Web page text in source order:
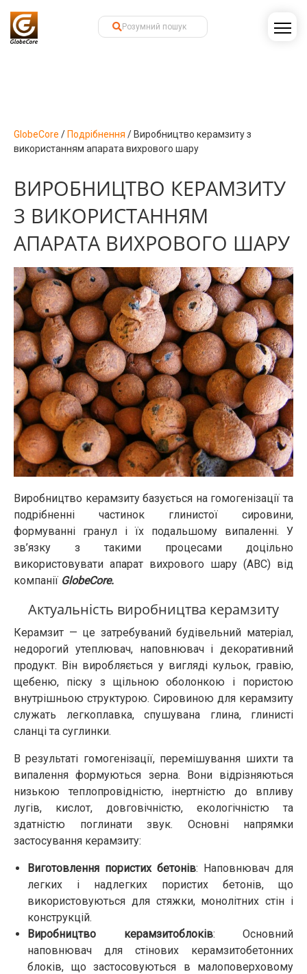
GlobeCore / Подрібнення / Виробництво керамзиту з
використанням апарата вихрового шару
ВИРОБНИЦТВО КЕРАМЗИТУ
З ВИКОРИСТАННЯМ
АПАРАТА ВИХРОВОГО ШАРУ
Виробництво керамзиту базується на гомогенізації та
подрібненні частинок глинистої сировини,
формуванні гранул і їх подальшому випаленні. У
зв’язку з такими процесами доцільно
використовувати апарат вихрового шару (АВС) від
компанії GlobeCore.
Актуальність виробництва керамзиту
Керамзит — це затребуваний будівельний матеріал,
недорогий утеплювач, наповнювач і декоративний
продукт. Він виробляється у вигляді кульок, гравію,
щебеню, піску з щільною оболонкою і пористою
внутрішньою структурою. Сировиною для керамзиту
служать легкоплавка, спушувана глина, глинисті
сланці та суглинки.
В результаті гомогенізації, перемішування шихти та
випалення формуються зерна. Вони відрізняються
низькою теплопровідністю, інертністю до впливу
лугів, кислот, довговічністю, екологічністю та
здатністю поглинати звук. Основні напрямки
застосування керамзиту:
Виготовлення пористих бетонів: Наповнювач для
легких і надлегких пористих бетонів, що
використовуються для стяжки, монолітних стін і
конструкцій.
Виробництво керамзитоблоків: Основний
наповнювач для стінових керамзитобетонних
блоків, що застосовуються в малоповерховому